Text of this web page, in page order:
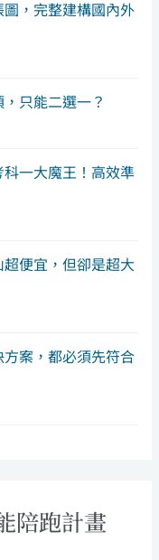
，完整建構國內外
只能二選一？
一大魔王！高效準
便宜，但卻是超大
案，都必須先符合
陪跑計畫